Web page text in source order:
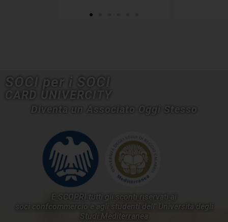
SOCI per i SOCI
CARD UNIVERCITY
Diventa un Associato Oggi Stesso
E SCOPRI tutti gli sconti riservati ai
soci confcommercio e agli studenti dell'
Università degli
Studi Mediterranea